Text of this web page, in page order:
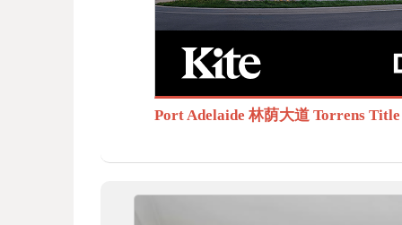
Port Adelaide 林荫大道 Torrens